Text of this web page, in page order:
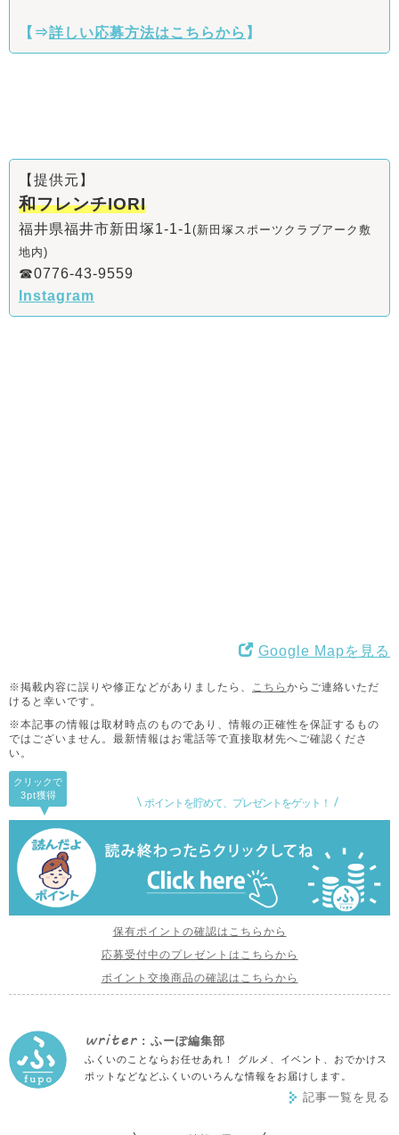
【⇒詳しい応募方法はこちらから 】
【提供元】
和フレンチIORI
福井県福井市新田塚1-1-1(新田塚スポーツクラブアーク敷
地内)
☎0776-43-9559
Instagram
Google Mapを見る
※掲載内容に誤りや修正などがありましたら、 こちら からご連絡いただ
けると幸いです。
※本記事の情報は取材時点のものであり、情報の正確性を保証するもの
ではございません。 最新情報はお電話等で直接取材先へご確認くださ
い。
ポイントを貯めて、プレゼントをゲット！
クリックで
3pt獲得
保有ポイントの確認はこちらから
応募受付中のプレゼントはこちらから
ポイント交換商品の確認はこちらから
writer : ふーぽ編集部
ふくいのことならお任せあれ！ グルメ、イベント、おでかけス
ポットなどなどふくいのいろんな情報をお届けします。
記事一覧を見る